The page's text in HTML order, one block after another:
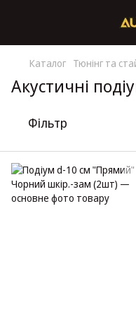
Каталог Тюнінг та
Акустичні
Фільтр